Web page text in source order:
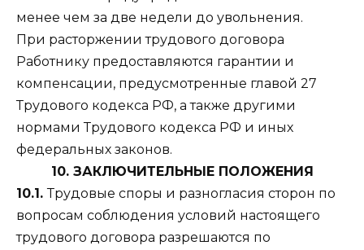
менее чем за две недели до увольнения.
При расторжении трудового договора
Работнику предоставляются гарантии и
компенсации, предусмотренные главой 27
Трудового кодекса РФ, а также другими
нормами Трудового кодекса РФ и иных
федеральных законов.
10. ЗАКЛЮЧИТЕЛЬНЫЕ ПОЛОЖЕНИЯ
10.1.Трудовые споры и разногласия сторон по
вопросам соблюдения условий настоящего
трудового договора разрешаются по